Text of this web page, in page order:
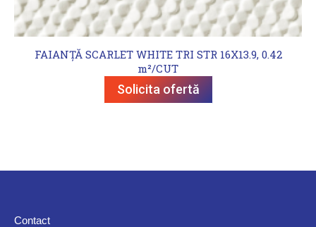
FAIANȚĂ SCARLET WHITE TRI STR 16X13.9, 0.42
m²/CUT
Solicita ofertă
Contact